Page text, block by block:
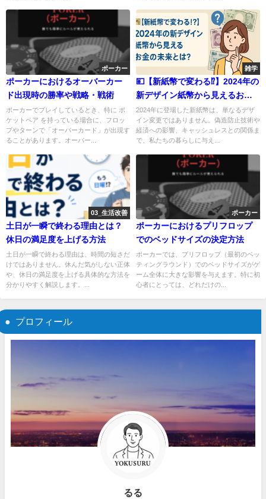
ポーカー
ポーカーにおけるオーバーカー
ド出現時の勝率や戦略・戦術
ポーカーでプレイしているとき、特に ポ
ケットペア を持っている場合に、フロッ
プやターンで「オーバーカード」が出現す
ることがあります。オーバー...
雑学
💴【新紙幣で変わる⁉】2024年の
新デザイン紙幣から見えるお金
の未来とは？
2024年に登場した新紙幣は、単なるデザ
イン変更ではありません。偽造防止技術や
経済への影響、キャッシュレスとの関係ま
で、私たちの暮らしに与え...
03_生活改善
土日が一瞬で終わる理由とは？
休日の満足度を上げる方法
土日が一瞬で終わる理由は、時間の短さだ
けではありません。休んだ気がしない正体
や、休日の満足度を上げる具体的な方法を
分かりやすく解説します。...
ポーカー
ポーカーにおけるプリフロップ
でのベッドサイズの決定方法
ポーカーでは、プリフロップ（最初のベッ
ティングラウンド）でのベッドサイズがゲ
ーム全体に大きな影響を与えます。特に初
心者にとっては、どれだけの...
プロフィール
るる